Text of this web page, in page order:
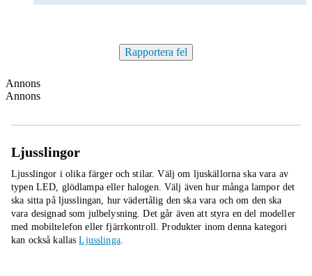
Rapportera fel
Annons
Annons
Ljusslingor
Ljusslingor i olika färger och stilar. Välj om ljuskällorna ska vara av
typen LED, glödlampa eller halogen. Välj även hur många lampor det
ska sitta på ljusslingan, hur vädertålig den ska vara och om den ska
vara designad som julbelysning. Det går även att styra en del modeller
med mobiltelefon eller fjärrkontroll. Produkter inom denna kategori
kan också kallasLjusslinga.